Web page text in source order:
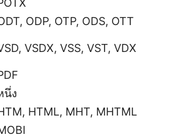
ODP, OTP, ODS, OTT
VSDX, VSS, VST, VDX
นึ่ง
HTML, MHT, MHTML